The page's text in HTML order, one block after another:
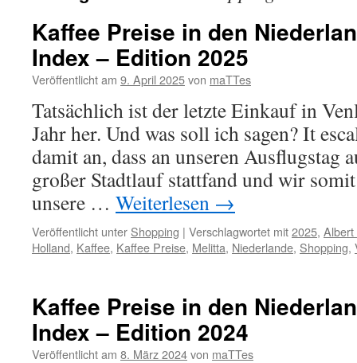
Kaffee Preise in den
Index – Edition 2025
Veröffentlicht am 9. April 2025von maTTes
Tatsächlich ist der letzte Einkauf in
Jahr her. Und was soll ich sagen? It
damit an, dass an unseren Ausflugstag
großer Stadtlauf stattfand und wir
unsere … Weiterlesen →
Veröffentlicht unter Shopping | Verschlagwortet mit2025, Albert
Holland, Kaffee, Kaffee Preise, Melitta, Niederlande, Shopping,
Kaffee Preise in den
Index – Edition 2024
Veröffentlicht am 8. März 2024von maTTes